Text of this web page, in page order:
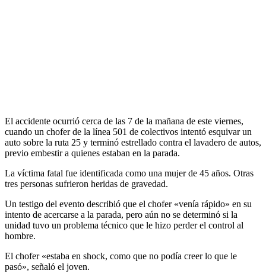
El accidente ocurrió cerca de las 7 de la mañana de este viernes,
cuando un chofer de la línea 501 de colectivos intentó esquivar un
auto sobre la ruta 25 y terminó estrellado contra el lavadero de autos,
previo embestir a quienes estaban en la parada.
La víctima fatal fue identificada como una mujer de 45 años. Otras
tres personas sufrieron heridas de gravedad.
Un testigo del evento describió que el chofer «venía rápido» en su
intento de acercarse a la parada, pero aún no se determinó si la
unidad tuvo un problema técnico que le hizo perder el control al
hombre.
El chofer «estaba en shock, como que no podía creer lo que le
pasó», señaló el joven.